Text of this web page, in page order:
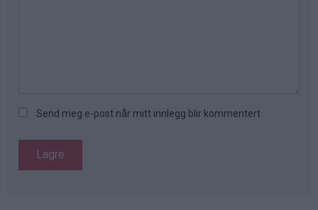
Send meg e-post når mitt innlegg blir kommentert